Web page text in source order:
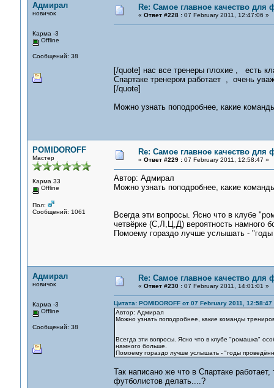
Адмирал
новичок
Карма -3
Offline
Сообщений: 38
Re: Самое главное качество для
« Ответ #228 :07 February 2011, 12:47:06 »
[/quote] нас все тренеры плохие , есть
Спартаке тренером работает , очень
[/quote]
Можно узнать поподробнее, какие
POMIDOROFF
Мастер
Карма 33
Offline
Пол:
Сообщений: 1061
Re: Самое главное качество для
« Ответ #229 :07 February 2011, 12:58:47 »
Автор: Адмирал
Можно узнать поподробнее, какие
Всегда эти вопросы. Ясно что в клубе
четвёрке (С,Л,Ц,Д) вероятность намного
Помоему гораздо лучше услышать -
Адмирал
новичок
Карма -3
Offline
Сообщений: 38
Re: Самое главное качество для
« Ответ #230 :07 February 2011, 14:01:01 »
Цитата: POMIDOROFF от 07 February 2011, 12:58:47
Автор: Адмирал
Можно узнать поподробнее, какие команды
Всегда эти вопросы. Ясно что в клубе "ромашка"
намного больше.
Помоему гораздо лучше услышать - "годы
Так написано же что в Спартаке
футболистов делать....?